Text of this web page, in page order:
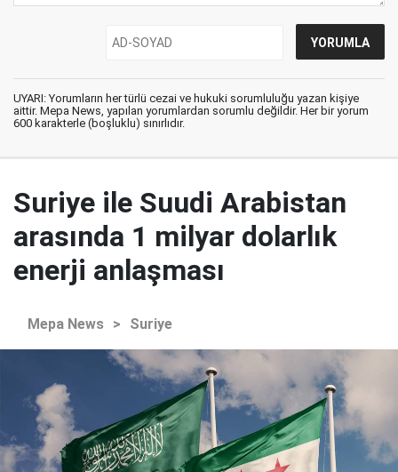
UYARI: Yorumların her türlü cezai ve hukuki sorumluluğu yazan kişiye
aittir. Mepa News, yapılan yorumlardan sorumlu değildir. Her bir yorum
600 karakterle (boşluklu) sınırlıdır.
Suriye ile Suudi Arabistan
arasında 1 milyar dolarlık
enerji anlaşması
Mepa News > Suriye